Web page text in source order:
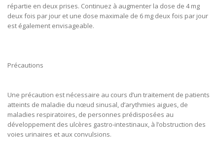
répartie en deux prises. Continuez à augmenter la dose de 4 mg
deux fois par jour et une dose maximale de 6 mg deux fois par jour
est également envisageable.
Précautions
Une précaution est nécessaire au cours d’un traitement de patients
atteints de maladie du nœud sinusal, d’arythmies aigues, de
maladies respiratoires, de personnes prédisposées au
développement des ulcères gastro-intestinaux, à l’obstruction des
voies urinaires et aux convulsions.